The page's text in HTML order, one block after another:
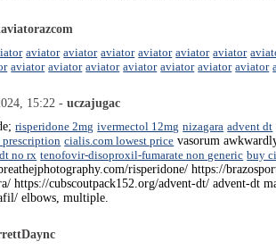
aviator aviator aviator aviator aviator aviator
aviator aviator aviator aviator aviator aviator aviator
15:22 -uczajugac
risperidone 2mg ivermectol 12mg nizagara advent dt
cialis.com lowest price vasorum
no rx tenofovir-disoproxil-fumarate non generic buy
risperidone/ https://
https://cubscoutpack152.org/advent-dt/ advent-
elbows, multiple.